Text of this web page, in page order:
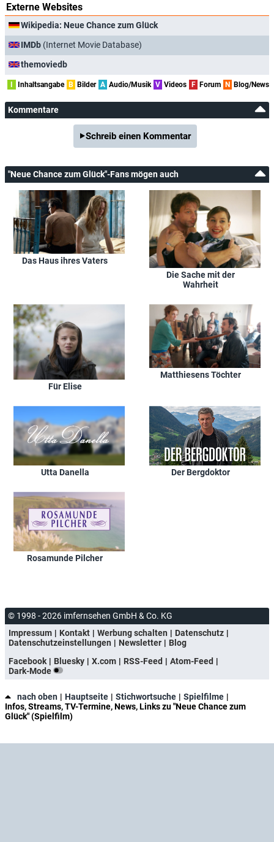
Externe Websites
Wikipedia: Neue Chance zum Glück
IMDb (Internet Movie Database)
themoviedb
I Inhaltsangabe B Bilder A Audio/Musik V Videos F Forum N Blog/News
Kommentare
Schreib einen Kommentar
"Neue Chance zum Glück"-Fans mögen auch
Das Haus ihres Vaters
Die Sache mit der
Wahrheit
Für Elise
Matthiesens Töchter
Utta Danella Der Bergdoktor
Rosamunde Pilcher
© 1998 - 2026 imfernsehen GmbH & Co. KG
Impressum
Kontakt Werbung schalten
Datenschutz
Datenschutzeinstellungen
Newsletter
Blog
Facebook
Bluesky X.com RSS-Feed
Atom-Feed
Dark-Mode
nach oben Hauptseite Stichwortsuche
Spielfilme
Infos, Streams, TV-Termine, News, Links zu "Neue Chance zum
Glück" (Spielfilm)